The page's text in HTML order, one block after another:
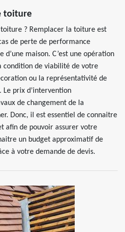
toiture
? Remplacer la toiture est
de perte de performance
maison. C’est une opération
condition de viabilité de votre
ou la représentativité de
Le prix d’intervention
de changement de la
Donc, il est essentiel de connaitre
afin de pouvoir assurer votre
un budget approximatif de
à votre demande de devis.